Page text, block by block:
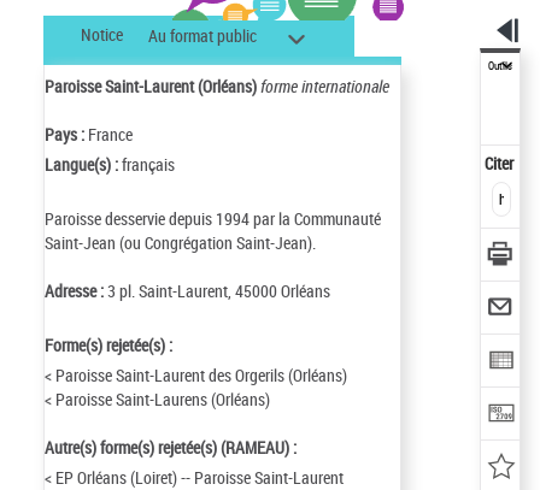
Notice Au format public
Paroisse Saint-Laurent (Orléans)forme internationale
Pays : France
Langue(s) :français
Paroisse desservie depuis 1994 par la Communauté
Saint-Jean (ou Congrégation Saint-Jean).
Adresse :3 pl. Saint-Laurent, 45000 Orléans
Forme(s) rejetée(s) :
< Paroisse Saint-Laurent des Orgerils (Orléans)
< Paroisse Saint-Laurens (Orléans)
Autre(s) forme(s) rejetée(s) (RAMEAU) :
< EP Orléans (Loiret) -- Paroisse Saint-Laurent
Outils
Citer